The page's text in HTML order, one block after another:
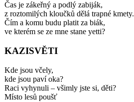
Čas je zákeřný a podlý zabiják,
z roztomilých kloučků dělá trapné kmety.
Čím a komu budu platit za biák,
ve kterém se ze mne stane yetti?
KAZISVĚTI
Kde jsou včely,
kde jsou paví oka?
Raci vyhynuli – všimly jste si, děti?
Místo lesů poušť